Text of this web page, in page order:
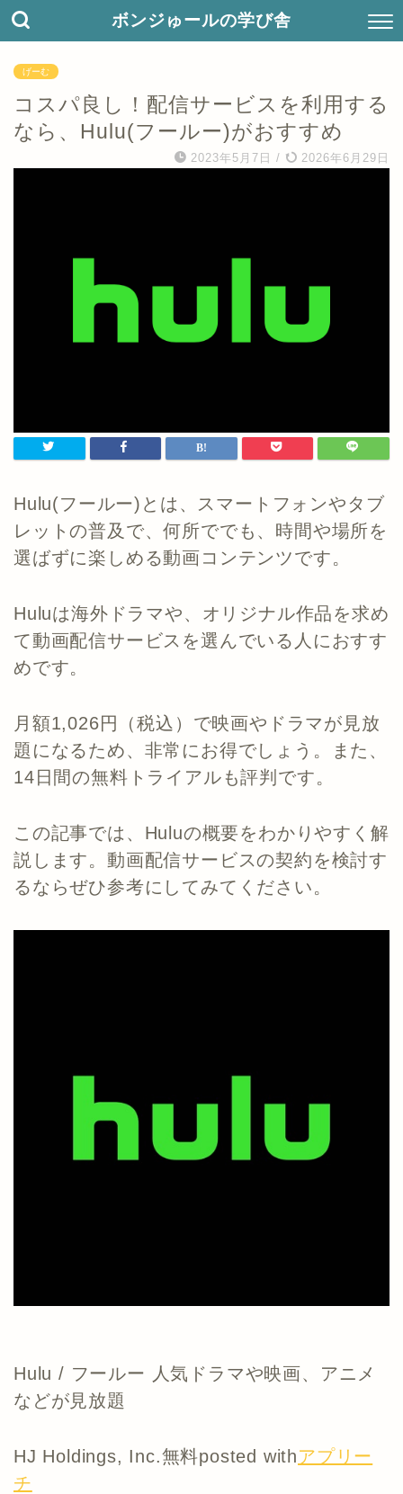
ボンジゅールの学び舎
げーむ
コスパ良し！配信サービスを利用する
なら、Hulu(フールー)がおすすめ
2023年5月7日 / 2026年6月29日
Hulu(フールー)とは、スマートフォンやタブ
レットの普及で、何所ででも、時間や場所を
選ばずに楽しめる動画コンテンツです。
Huluは海外ドラマや、オリジナル作品を求め
て動画配信サービスを選んでいる人におすす
めです。
月額1,026円（税込）で映画やドラマが見放
題になるため、非常にお得でしょう。また、
14日間の無料トライアルも評判です。
この記事では、Huluの概要をわかりやすく解
説します。動画配信サービスの契約を検討す
るならぜひ参考にしてみてください。
Hulu / フールー 人気ドラマや映画、アニメ
などが見放題
HJ Holdings, Inc.無料posted withアプリー
チ